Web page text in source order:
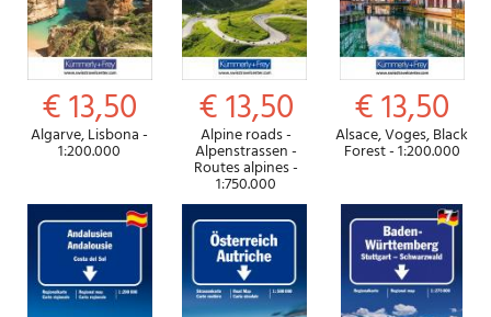
€ 13,50
Algarve, Lisbona -
1:200.000
€ 13,50
Alpine roads -
Alpenstrassen -
Routes alpines -
1:750.000
€ 13,50
Alsace, Voges, Black
Forest - 1:200.000